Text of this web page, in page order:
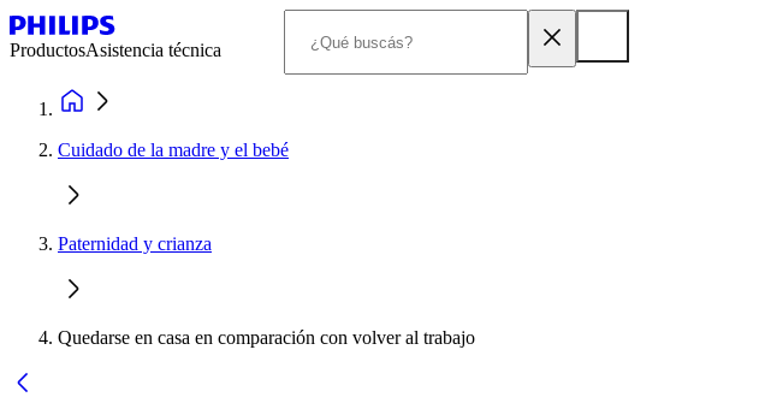
ProductosAsistencia técnica
Cuidado de la madre y el bebé
Paternidad y crianza
Quedarse en casa en comparación con volver al trabajo